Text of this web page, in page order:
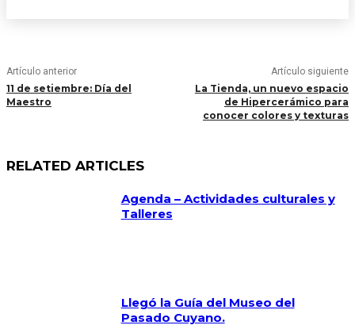
Artículo anterior
11 de setiembre: Día del
Maestro
Artículo siguiente
La Tienda, un nuevo espacio
de Hipercerámico para
conocer colores y texturas
RELATED ARTICLES
Agenda – Actividades culturales y
Talleres
Llegó la Guía del Museo del
Pasado Cuyano.